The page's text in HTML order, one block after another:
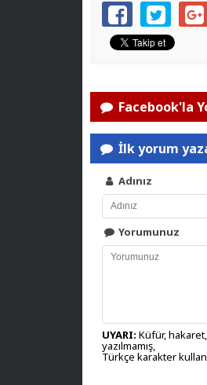
Facebook'la
İlk yorum
Adınız
Yorumunuz
UYARI: Küfür,
yazılmamış,
Türkçe karakter